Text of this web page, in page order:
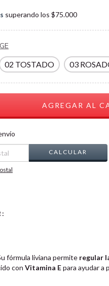
superando los $75.000
02 TOSTADO 03
CP:
CALCULAR
fórmula liviana permite regular
con Vitamina Epara ayudar a